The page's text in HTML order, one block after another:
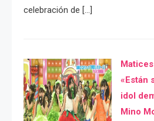
celebración de […]
«Están
idol
Mino